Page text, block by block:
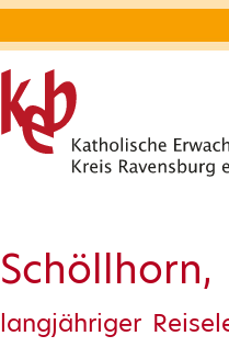
langjähriger